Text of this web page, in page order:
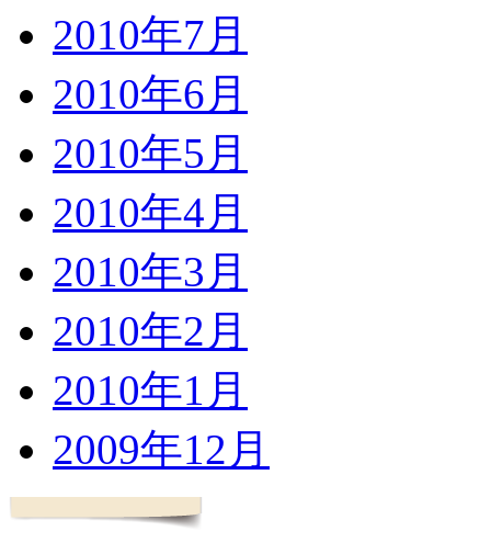
2010年7月
2010年6月
2010年5月
2010年4月
2010年3月
2010年2月
2010年1月
2009年12月